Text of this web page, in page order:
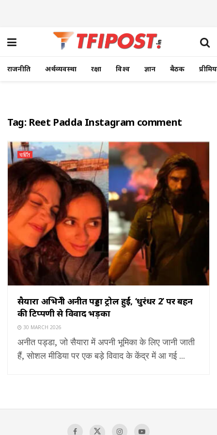
राजनीति अर्थव्यवस्था रक्षा विश्व ज्ञान बैठक
Tag: Reet Padda Instagram comment
चर्चित
सैयारा अभिनेत्री अनीत पड्डा ट्रोल हुईं, ‘धुरंधर 2’ पर बहन
की टिप्पणी से विवाद भड़का
30 MARCH 2026
अनीत पड्डा, जो सैयारा में अपनी भूमिका के लिए जानी जाती
हैं, सोशल मीडिया पर एक बड़े विवाद के केंद्र में आ गई ...